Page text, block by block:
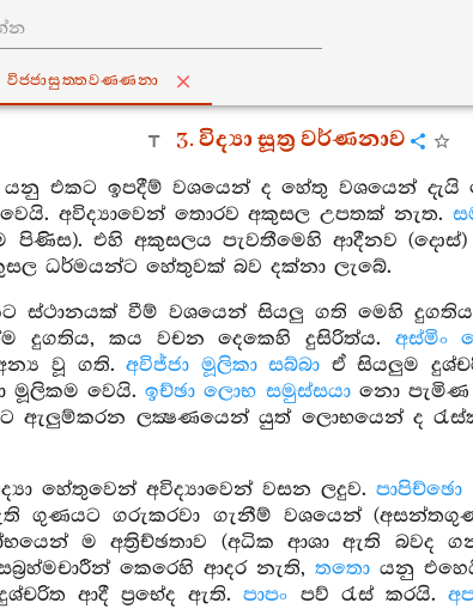
විජ‍්ජාසුත‍්තවණ‍්ණනා
3. විද්‍යා සූත්‍ර වර්ණනාව
එකට ඉපදීම් වශයෙන් ද හේතු වශයෙන් දැයි
අවිද්‍යාවෙන් තොරව අකුසල උපතක් නැත.
පිණිස). එහි අකුසලය පැවතීමෙහි ආදීනව
ධර්මයන්ට හේතුවක් බව දක්නා ලැබේ.
ස්ථානයක් වීම් වශයෙන් සියලු ගති මෙහි
දුගතිය, කය වචන දෙකෙහි දුසිරිත්ය. අස්මිං
අන්‍ය වූ ගති.අවිජ්ජා මූලිකා සබ්බා ඒ සියලුම
මූලිකම වෙයි.ඉච්ඡා ලොභ සමුස්සයානො පැමිණ
ඇලුම්කරන ලක්‍ෂණයෙන් යුත් ලොභයෙන් ද
හේතුවෙන් අවිද්‍යාවෙන් වසන ලදුව.පාපිච්ඡො
ගුණයට ගරුකරවා ගැනීම් වශයෙන්
ම අත්‍රිච්ඡතාව (අධික ආශා ඇති බවද
කෙරෙහි ආදර නැති,තතො යනු
ආදී ප්‍රභේද ඇති.පාපං පව් රැස් කරයි.